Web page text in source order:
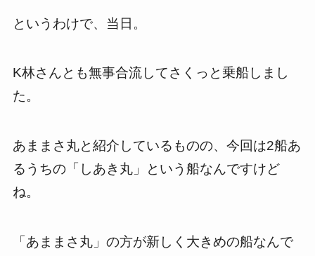
というわけで、当日。
K林さんとも無事合流してさくっと乗船しまし
た。
あままさ丸と紹介しているものの、今回は2船あ
るうちの「しあき丸」という船なんですけど
ね。
「あままさ丸」の方が新しく大きめの船なんで